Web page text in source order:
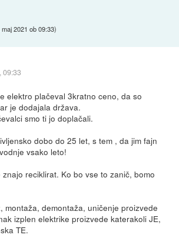
maj 2021 ob 09:33)
09:33
elektro plačeval 3kratno ceno, da so
je dodajala država.
smo ti jo doplačali.
dobo do 25 let, s tem , da jim fajn
vsako leto!
reciklirat. Ko bo vse to zanič, bomo
montaža, demontaža, uničenje proizvede
izplen elektrike proizvede katerakoli JE,
TE.